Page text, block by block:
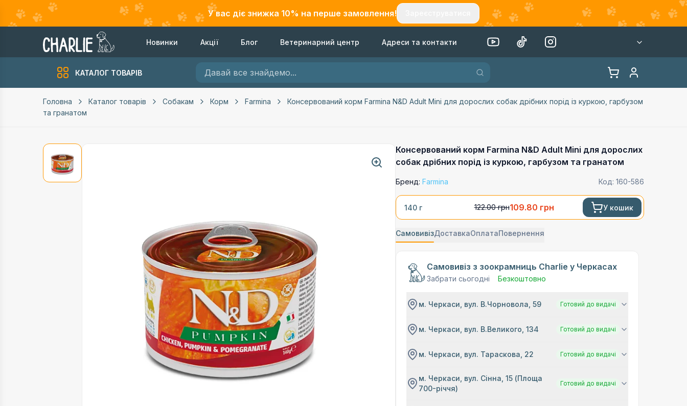
У вас діє знижка 10% на перше замовлення!
Новинки Акції Блог Ветеринарний центр Адреси та контакти
КАТАЛОГ ТОВАРІВ
Головна Каталог товарів Собакам Корм Farmina
Консервований корм Farmina N&D Adult Mini для дорослих собак дрібних порід із куркою, гарбузом
та гранатом
Консервований корм Farmina N&D Adult Mini для дорослих
собак дрібних порід із куркою, гарбузом та гранатом
Бренд: Farmina Код: 160-586
140 г 122.00грн109.80 грн У кошик
СамовивізДоставкаОплатаПовернення
Самовивіз з зоокрамниць Charlie у Черкасах
Забрати сьогодні Безкоштовно
м. Черкаси, вул. В.Чорновола, 59 Готовий до видачі
м. Черкаси, вул. В.Великого, 134 Готовий до видачі
м. Черкаси, вул. Тараскова, 22 Готовий до видачі
м. Черкаси, вул. Сінна, 15 (Площа
700-річчя)
Готовий до видачі